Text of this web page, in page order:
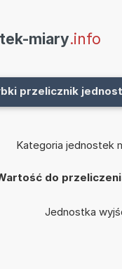
miary.info
przelicznik
Kategoria jednostek
do
Jednostka